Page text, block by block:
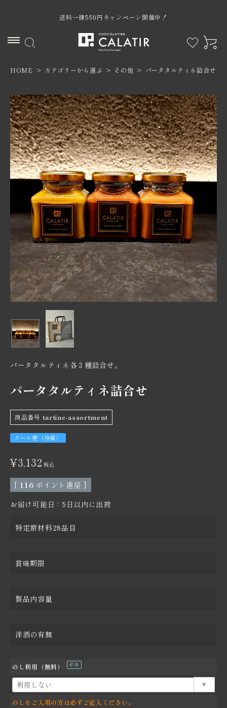
送料一律550円キャンペーン開催中！
ACCOUNT MENU
ログイン 新規会員登録
カテゴリー
限定商品
価格から探す
卸売り販売
インフォメーション
HOME カテゴリーから選ぶ その他 パータタルティネ詰合せ
パータタルティネ各３種詰合せ。
パータタルティネ詰合せ
商品番号 tartine-assortment
クール便（冷蔵）
¥3,132 税込
[ 116 ポイント進呈 ]
お届け可能日：5日以内に出荷
特定原材料28品目
賞味期限
製品内容量
洋酒の有無
のし利用（無料）
のしをご入用の方は必ずご記入ください。